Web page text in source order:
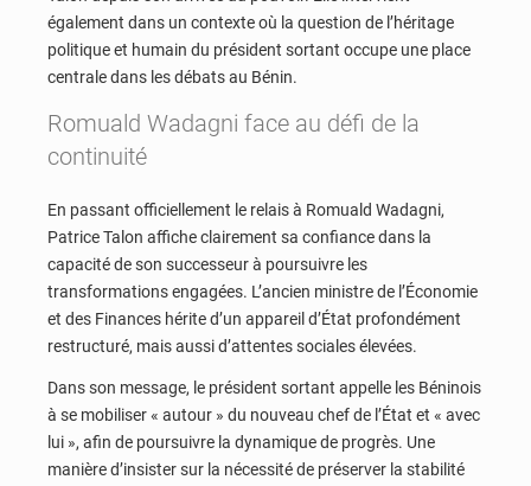
également dans un contexte où la question de l’héritage
politique et humain du président sortant occupe une place
centrale dans les débats au Bénin.
Romuald Wadagni face au défi de la
continuité
En passant officiellement le relais à Romuald Wadagni,
Patrice Talon affiche clairement sa confiance dans la
capacité de son successeur à poursuivre les
transformations engagées. L’ancien ministre de l’Économie
et des Finances hérite d’un appareil d’État profondément
restructuré, mais aussi d’attentes sociales élevées.
Dans son message, le président sortant appelle les Béninois
à se mobiliser « autour » du nouveau chef de l’État et « avec
lui », afin de poursuivre la dynamique de progrès. Une
manière d’insister sur la nécessité de préserver la stabilité